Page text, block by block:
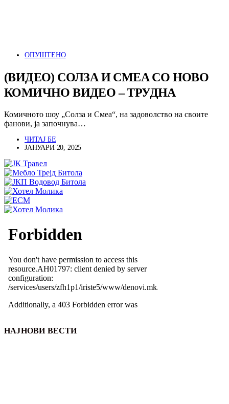
ОПУШТЕНО
(ВИДЕО) СОЛЗА И СМЕА СО НОВО
КОМИЧНО ВИДЕО – ТРУДНА
Комичното шоу „Солза и Смеа“, на задоволство на своите
фанови, ја започнува…
ЧИТАЈ БЕ
ЈАНУАРИ 20, 2025
НАЈНОВИ ВЕСТИ